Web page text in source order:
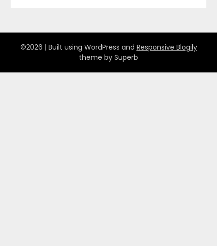
©2026 | Built using WordPress and Responsive Blogily
theme by Superb